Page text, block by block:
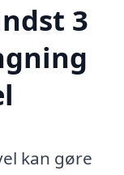
3
kan gøre